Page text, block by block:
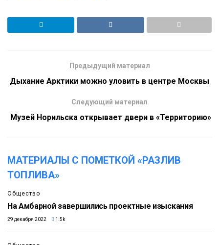
Предыдущий материал
Дыхание Арктики можно уловить в центре Москвы
Следующий материал
​ Музей Норильска открывает двери в «Территорию»
МАТЕРИАЛЫ С ПОМЕТКОЙ «РАЗЛИВ
ТОПЛИВА»
Общество
На Амбарной завершились проектные изыскания
29 декабря 2022 1.5k